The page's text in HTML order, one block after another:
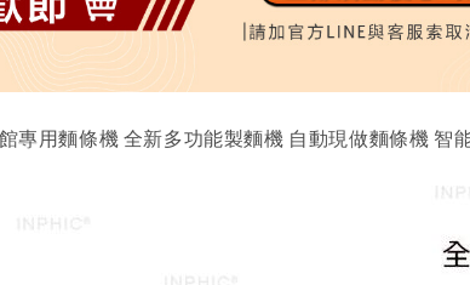
專用麵條機 全新多功能製麵機 自動現做麵條機 智